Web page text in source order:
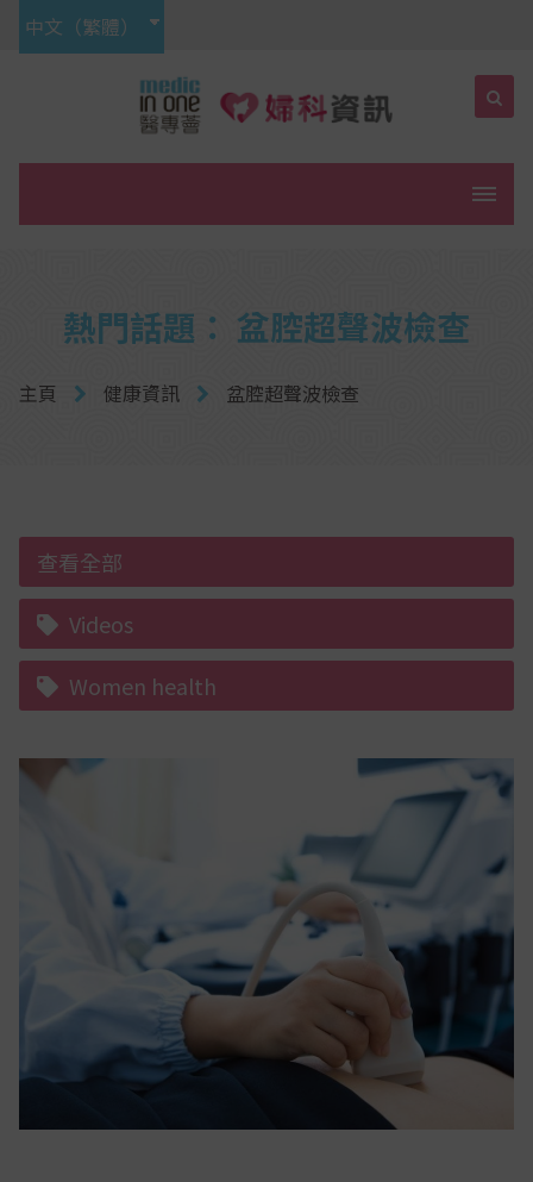
中文（繁體）
熱門話題： 盆腔超聲波檢查
主頁 健康資訊 盆腔超聲波檢查
查看全部
Videos
Women health